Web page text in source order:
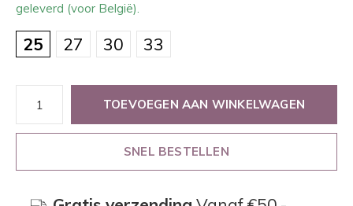
geleverd (voor België).
25 27 30 33
TOEVOEGEN AAN WINKELWAGEN
SNEL BESTELLEN